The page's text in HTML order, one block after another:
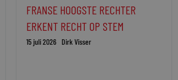
FRANSE HOOGSTE RECHTER
ERKENT RECHT OP STEM
15 juli 2026 Dirk Visser